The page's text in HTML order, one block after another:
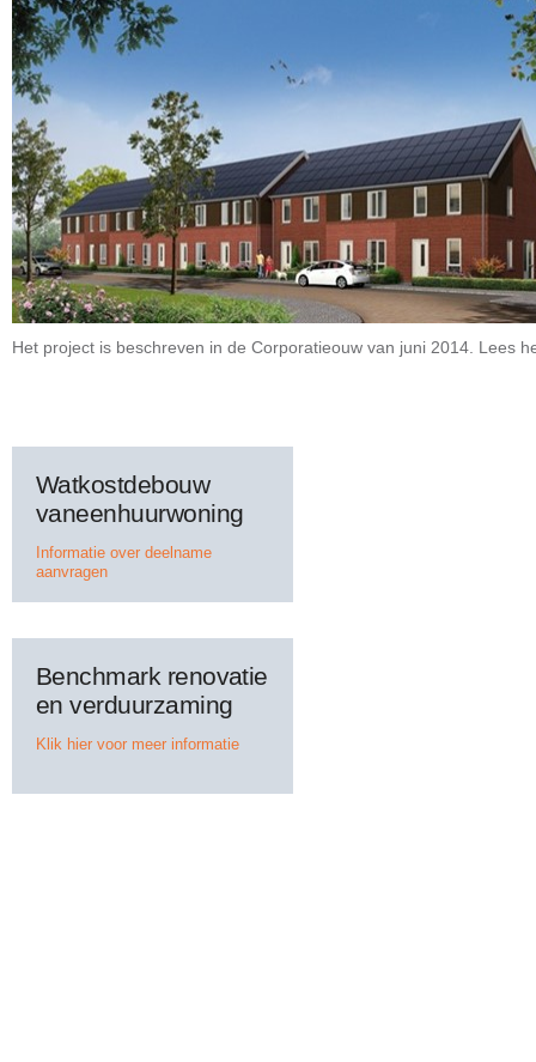
Het project is beschreven in de Corporatieouw van juni 2014. Lees
Watkostdebouw
vaneenhuurwoning
Informatie over deelname
aanvragen
Benchmark renovatie
en verduurzaming
Klik hier voor meer informatie